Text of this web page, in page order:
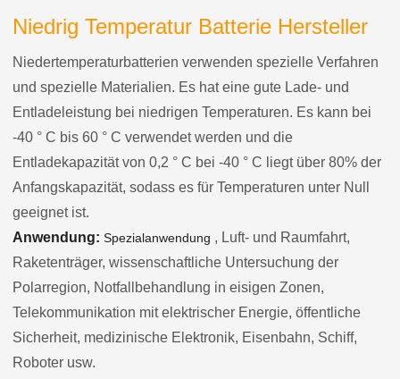
Niedrig Temperatur Batterie Hersteller
Niedertemperaturbatterien verwenden spezielle Verfahren
und spezielle Materialien. Es hat eine gute Lade- und
Entladeleistung bei niedrigen Temperaturen. Es kann bei
-40 ° C bis 60 ° C verwendet werden und die
Entladekapazität von 0,2 ° C bei -40 ° C liegt über 80% der
Anfangskapazität, sodass es für Temperaturen unter Null
geeignet ist.
Anwendung: Spezialanwendung , Luft- und Raumfahrt,
Raketenträger, wissenschaftliche Untersuchung der
Polarregion, Notfallbehandlung in eisigen Zonen,
Telekommunikation mit elektrischer Energie, öffentliche
Sicherheit, medizinische Elektronik, Eisenbahn, Schiff,
Roboter usw.